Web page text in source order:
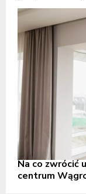
Na co zwrócić
centrum